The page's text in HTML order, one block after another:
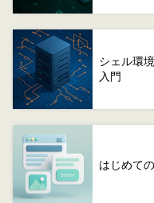
シェル環
入門
はじめて